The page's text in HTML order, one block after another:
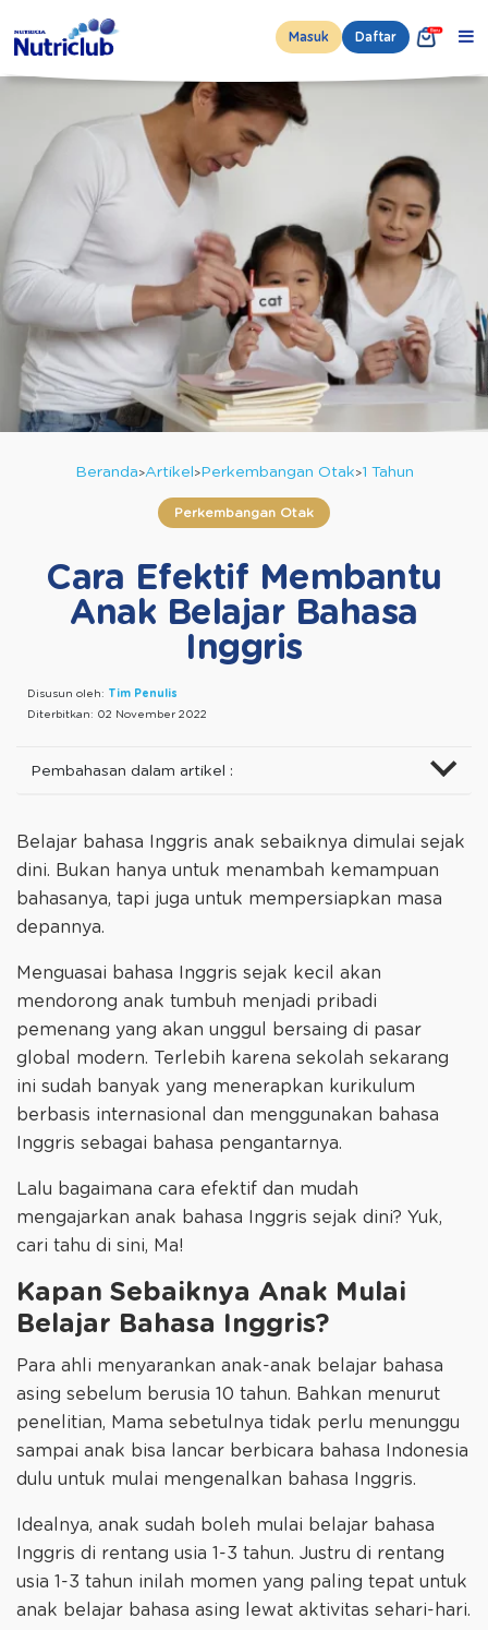
Masuk Daftar
Beranda Artikel Perkembangan Otak 1 Tahun
Perkembangan Otak
Cara Efektif Membantu
Anak Belajar Bahasa
Inggris
Disusun oleh: Tim Penulis
Diterbitkan: 02 November 2022
Pembahasan dalam artikel :
Belajar bahasa Inggris anak sebaiknya dimulai sejak
dini. Bukan hanya untuk menambah kemampuan
bahasanya, tapi juga untuk mempersiapkan masa
depannya.
Menguasai bahasa Inggris sejak kecil akan
mendorong anak tumbuh menjadi pribadi
pemenang yang akan unggul bersaing di pasar
global modern. Terlebih karena sekolah sekarang
ini sudah banyak yang menerapkan kurikulum
berbasis internasional dan menggunakan bahasa
Inggris sebagai bahasa pengantarnya.
Lalu bagaimana cara efektif dan mudah
mengajarkan anak bahasa Inggris sejak dini? Yuk,
cari tahu di sini, Ma!
Kapan Sebaiknya Anak Mulai
Belajar Bahasa Inggris?
Para ahli menyarankan anak-anak belajar bahasa
asing sebelum berusia 10 tahun. Bahkan menurut
penelitian, Mama sebetulnya tidak perlu menunggu
sampai anak bisa lancar berbicara bahasa Indonesia
dulu untuk mulai mengenalkan bahasa Inggris.
Idealnya, anak sudah boleh mulai belajar bahasa
Inggris di rentang usia 1-3 tahun. Justru di rentang
usia 1-3 tahun inilah momen yang paling tepat untuk
anak belajar bahasa asing lewat aktivitas sehari-hari.